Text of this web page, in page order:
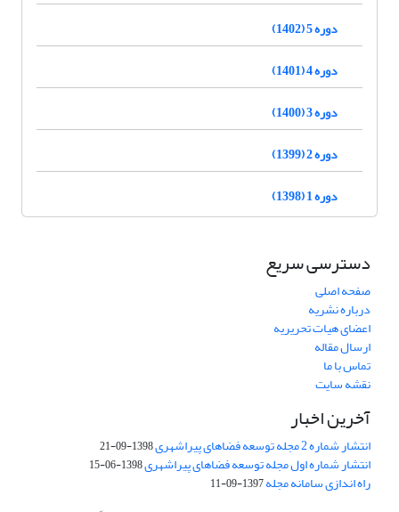
دوره 5 (1402)
دوره 4 (1401)
دوره 3 (1400)
دوره 2 (1399)
دوره 1 (1398)
دسترسی سریع
صفحه اصلی
درباره نشریه
اعضای هیات تحریریه
ارسال مقاله
تماس با ما
نقشه سایت
آخرین اخبار
انتشار شماره 2 مجله توسعه فضاهای پیراشهری 1398-09-21
انتشار شماره اول مجله توسعه فضاهای پیراشهری1398-06-15
راه اندازی سامانه مجله1397-09-11